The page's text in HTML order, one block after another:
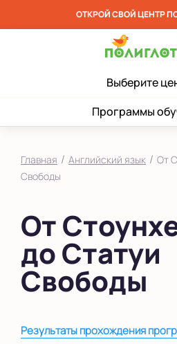
ОТКРОЙ СВОЙ ЦЕНТР
Выберите
Программы
Главная / Английский язык / От
Свободы
От
до Статуи
Свободы
Результаты прохождения